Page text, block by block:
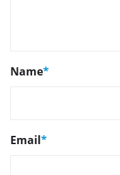
Name*
Email*